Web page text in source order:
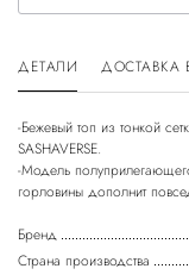
ДЕТАЛИ ДОСТАВКА
-Бежевый топ из тонкой
SASHAVERSE.
-Модель
Бренд
Страна производства